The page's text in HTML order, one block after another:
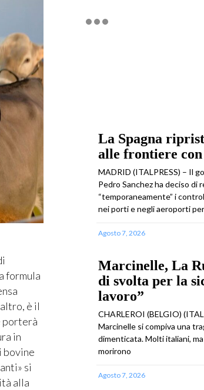
formula
è il
porterà
in
bovine
si
alla
La Spagna
alle frontiere
MADRID (ITALPRESS) – Il
Pedro Sanchez ha deciso di
“temporaneamente” i
nei porti e negli aeroporti per
Agosto 7, 2026
Marcinelle, La
di svolta per la
lavoro”
CHARLEROI (BELGIO)
Marcinelle si compiva una
dimenticata. Molti italiani,
morirono
Agosto 7, 2026